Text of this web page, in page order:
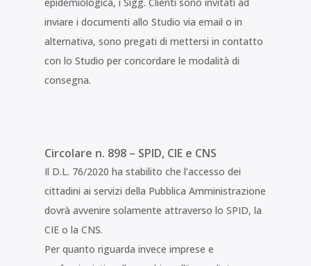
inviare i documenti allo Studio via email o in
alternativa, sono pregati di mettersi in contatto
con lo Studio per concordare le modalità di
consegna.
Circolare n. 898 – SPID, CIE e CNS
Il D.L. 76/2020 ha stabilito che l’accesso dei
cittadini ai servizi della Pubblica Amministrazione
dovrà avvenire solamente attraverso lo SPID, la
CIE o la CNS.
Per quanto riguarda invece imprese e